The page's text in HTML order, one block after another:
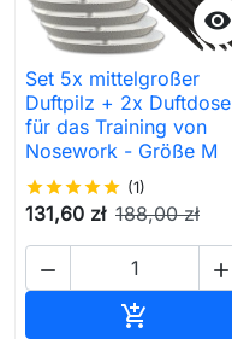

Set 5x mittelgroßer
Duftpilz + 2x Duftdose
für das Training von
Nosework - Größe M
starstarstarstarstar (1)
131,60 zł 188,00 zł
 
